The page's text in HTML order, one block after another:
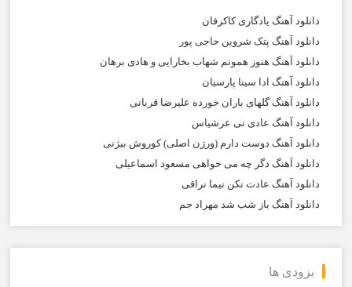
دانلود آهنگ یادگاری کاکرفان
دانلود آهنگ پتک شروین حاجی پور
دانلود آهنگ هنوز همونم شهاب بخارایی و هادی برهان
دانلود آهنگ ادا سینا پارسیان
دانلود آهنگ گلهای باران خورده علیرضا قربانی
دانلود آهنگ عادی نی عرشیاس
دانلود آهنگ دوست دارم (ورژن اصلی) کوروش بیژنی
دانلود آهنگ دگر چه می خواهی مسعود اسماعیلی
دانلود آهنگ عادت نکن نیما نراقی
دانلود آهنگ باز شب شد مهراد جم
بزودی ها